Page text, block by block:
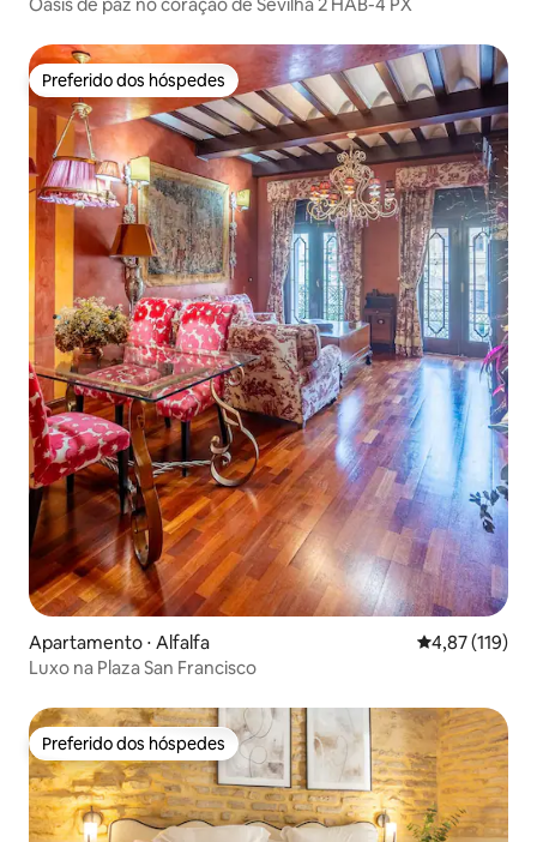
Preferido dos hóspedes
Preferido dos hóspedes
Apartamento ⋅ Alfalfa 4,87 de uma
4,87 (119)
Luxo na Plaza San Francisco
Preferido dos hóspedes
Preferido dos hóspedes